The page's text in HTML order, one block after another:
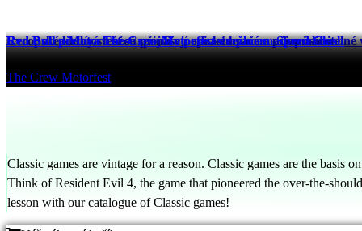
Evropské kluby strážců přinášejí epické hráče a přizpůsobitelné
eFootball™ 521 days ago
Red Bull a Motorfest se spojili v podcastu plném adrenalinu
The Crew Motorfest
Red Bull přebírá The Crew Motorfest s režimem Speed Clash
The Crew Motorfest
Classic games are vintage for a reason. Classic games are the basis
Think of Resident Evil 4, the game that pioneered the over-the-
lesson with our catalogue of Classic games!